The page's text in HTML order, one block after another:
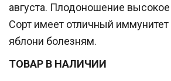
августа. Плодоношение высокое
Сорт имеет отличный
яблони болезням.
ТОВАР В НАЛИЧИИ